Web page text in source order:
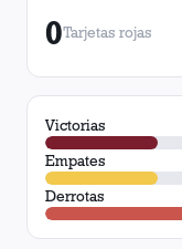
0Tarjetas rojas
Victorias
Empates
Derrotas